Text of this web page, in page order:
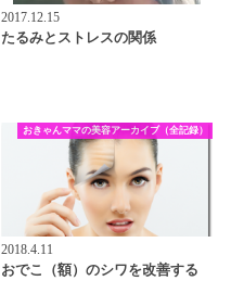
2017.12.15
たるみとストレスの関係
おきゃんママの美容アーカイブ（全記録）
2018.4.11
おでこ（額）のシワを改善する